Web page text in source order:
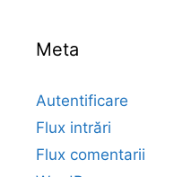
Meta
Autentificare
Flux intrări
Flux comentarii